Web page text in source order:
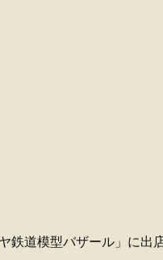
道模型バザール」に出店